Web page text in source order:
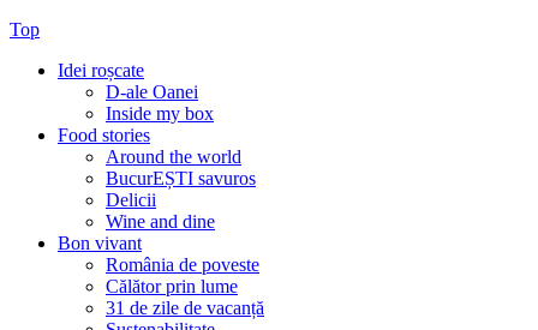
Top
Idei roșcate
D-ale Oanei
Inside my box
Food stories
Around the world
BucurEȘTI savuros
Delicii
Wine and dine
Bon vivant
România de poveste
Călător prin lume
31 de zile de vacanță